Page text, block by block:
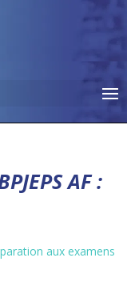
AF :
aux examens